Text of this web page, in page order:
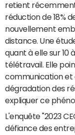
retient récemment
réduction de 18%
nouvellement
distance. Une
quant à elle sur 10
télétravail. Elle
communication et
dégradation des
expliquer ce
L'enquête "2023
défiance des